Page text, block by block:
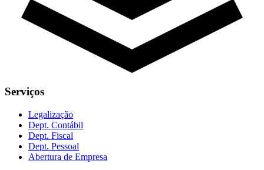
Serviços
Legalização
Dept. Contábil
Dept. Fiscal
Dept. Pessoal
Abertura de Empresa